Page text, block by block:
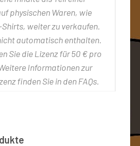
physischen Waren, wie
weiter zu verkaufen.
automatisch enthalten.
Sie die Lizenz für 50 € pro
Informationen zur
finden Sie in den FAQs.